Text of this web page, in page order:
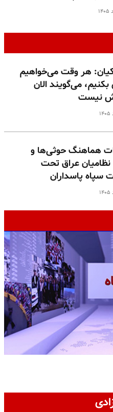
هر وقت می‌خواهیم
بکنیم، می‌گویند الان
نیست
هماهنگ حوثی‌ها و
عراق تحت
سپاه پاسداران